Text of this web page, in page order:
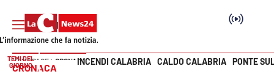
Vai
TEMI DEL
GIORNO
INCENDI CALABRIA CALDO CALABRIA PONTE
HOME PAGE CRONACA
CRONACA